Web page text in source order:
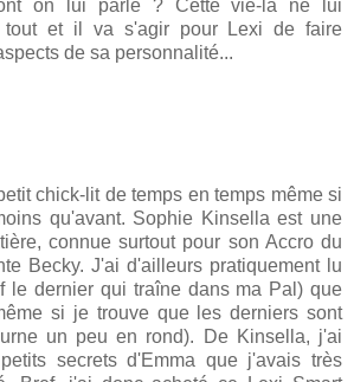
on lui parle ? Cette vie-là ne lui
tout et il va s'agir pour Lexi de faire
de sa personnalité...
chick-lit de temps en temps même si
qu'avant. Sophie Kinsella est une
connue surtout pour son Accro du
Becky. J'ai d'ailleurs pratiquement lu
le dernier qui traîne dans ma Pal) que
si je trouve que les derniers sont
un peu en rond). De Kinsella, j'ai
secrets d'Emma que j'avais très